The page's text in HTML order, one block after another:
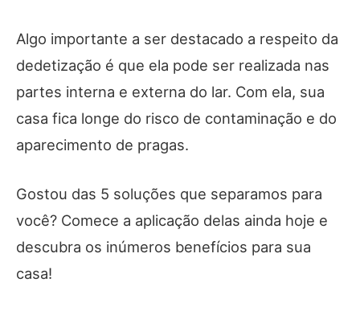
Algo importante a ser destacado a respeito da
dedetização é que ela pode ser realizada nas
partes interna e externa do lar. Com ela, sua
casa fica longe do risco de contaminação e do
aparecimento de pragas.
Gostou das 5 soluções que separamos para
você? Comece a aplicação delas ainda hoje e
descubra os inúmeros benefícios para sua
casa!